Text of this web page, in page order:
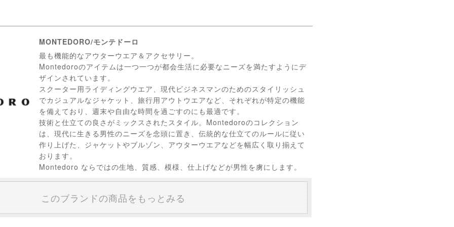
MONTEDORO/モンテドーロ
最も機能的なアウターウエア＆アクセサリー。
Montedoroのアイテムは一つ一つが都会生活に必要なニーズを満たすようにデ
ザインされています。
スクーター用ライディングウエア、現代ビジネスマンのためのスタイリッシュ
でカジュアルなジャケット、旅行用アウトウエアなど、それぞれが特定の機能
を備えており、週末や自由な時間を過ごすのにも最適です。
技術と仕立ての良さがミックスされたスタイル。Montedoroのコレクション
は、現代に生きる男性のニーズを念頭に置き、伝統的な仕立てのルールに従い
作り上げた、ジャケットやブルゾン、アウターウエアなどを幅広く取り揃えて
おります。
Montedoro ならではの生地、質感、模様、仕上げなどが男性を虜にします。
このブランドの商品をもっとみる